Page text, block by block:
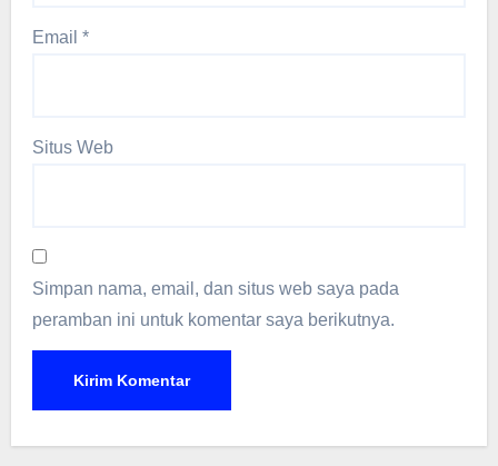
Email*
Situs Web
Simpan nama, email, dan situs web saya pada
peramban ini untuk komentar saya berikutnya.